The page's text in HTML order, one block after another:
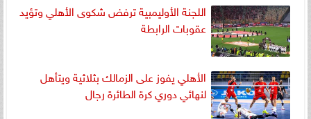
اللجنة الأوليمبية ترفض شكوى الأهلي وتؤيد
عقوبات الرابطة
الأهلي يفوز على الزمالك بثلاثية ويتأهل
لنهائي دوري كرة الطائرة رجال